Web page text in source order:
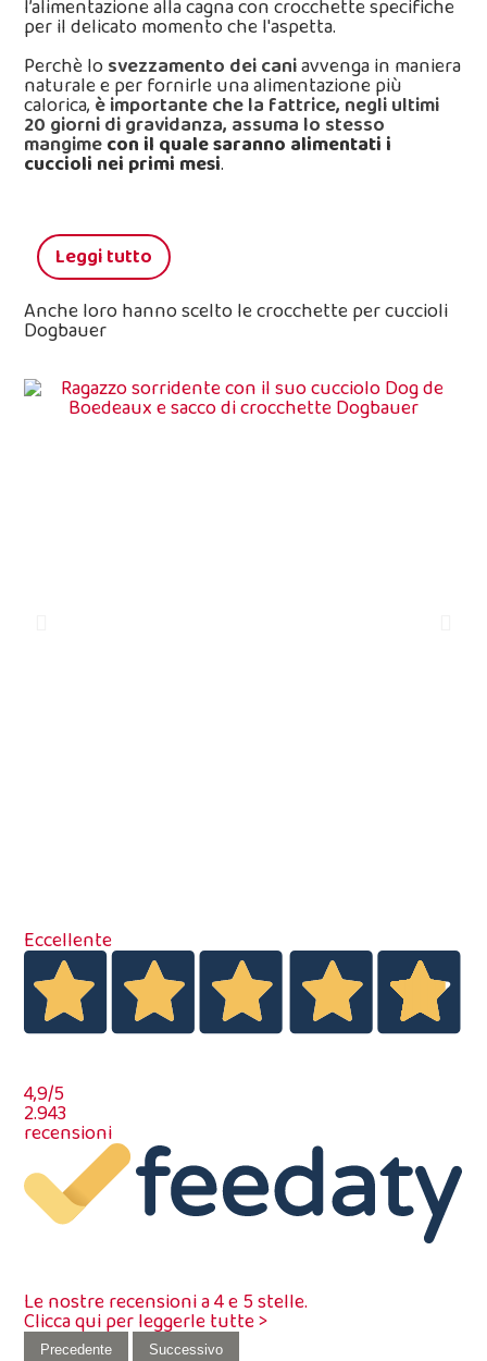
l’alimentazione alla cagna con crocchette specifiche
per il delicato momento che l'aspetta.
Perchè losvezzamento dei caniavvenga in maniera
naturale e per fornirle una alimentazione più
calorica, è importante che la fattrice, negli ultimi
20 giorni di gravidanza, assuma lo stesso
mangimecon il quale saranno alimentati i
cuccioli nei primi mesi.
Leggi tutto
Anche loro hanno scelto le crocchette per cuccioli
Dogbauer
Eccellente
4,9/5
2.943
recensioni
Le nostre recensioni a 4 e 5 stelle.
Clicca qui per leggerle tutte >
Precedente Successivo